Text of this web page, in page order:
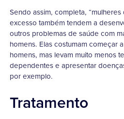
Sendo assim, completa,
excesso também tendem a
outros problemas de saúde com
homens. Elas costumam começar
homens, mas levam muito menos
dependentes e apresentar
por exemplo.
Tratamento